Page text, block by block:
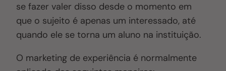
se fazer valer disso desde o momento em
que o sujeito é apenas um interessado, até
quando ele se torna um aluno na instituição.
O marketing de experiência é normalmente